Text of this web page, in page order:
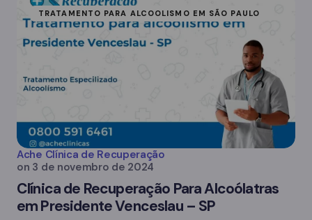
TRATAMENTO PARA ALCOOLISMO EM SÃO PAULO
Ache Clínica de Recuperação
on 3 de novembro de 2024
Clínica de Recuperação Para Alcoólatras
em Presidente Venceslau – SP